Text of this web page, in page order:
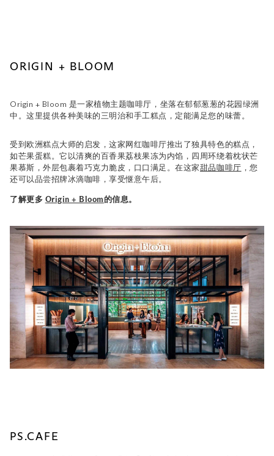
ORIGIN + BLOOM
Origin + Bloom 是一家植物主题咖啡厅，坐落在郁郁葱葱的花园绿洲
中。这里提供各种美味的三明治和手工糕点，定能满足您的味蕾。
受到欧洲糕点大师的启发，这家网红咖啡厅推出了独具特色的糕点，
如芒果蛋糕。它以清爽的百香果荔枝果冻为内馅，四周环绕着枕状芒
果慕斯，外层包裹着巧克力脆皮，口口满足。在这家甜品咖啡厅 ，您
还可以品尝招牌冰滴咖啡，享受惬意午后。
了解更多 Origin + Bloom 的信息。
PS.CAFE